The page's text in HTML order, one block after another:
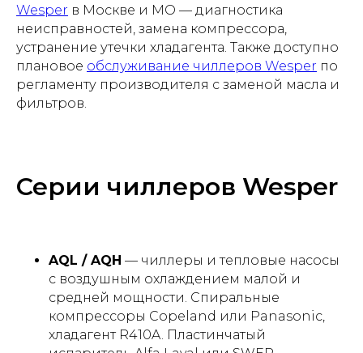
Wesper в Москве и МО — диагностика
неисправностей, замена компрессора,
устранение утечки хладагента. Также доступно
плановое обслуживание чиллеров Wesper по
регламенту производителя с заменой масла и
фильтров.
Серии чиллеров Wesper
AQL / AQH — чиллеры и тепловые насосы
с воздушным охлаждением малой и
средней мощности. Спиральные
компрессоры Copeland или Panasonic,
хладагент R410A. Пластинчатый